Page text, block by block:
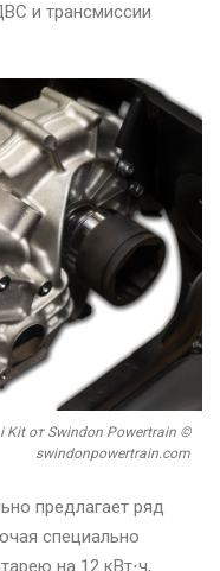
и трансмиссии
Kit от Swindon Powertrain ©
swindonpowertrain.com
предлагает ряд
специально
на 12 кВт⋅ч,